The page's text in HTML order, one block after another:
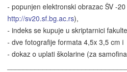
- popunjen elektronski obrazac ŠV -
http://sv20.sf.bg.ac.rs),
- indeks se kupuje u skriptarnici
- dve fotografije formata 4,5x 3,5 cm i
- dokaz o uplati školarine (za